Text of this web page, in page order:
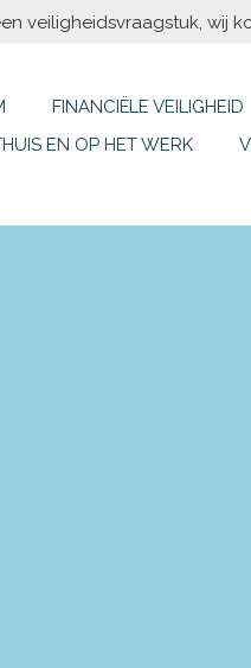
veiligheidsvraagstuk, wij
FINANCIËLE VEILIGHEID
EN OP HET WERK